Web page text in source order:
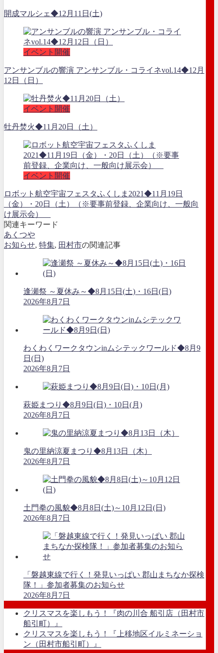
開成マルシェ◆12月11日(土)
イベント開催
アンサンブルの響演 アンサンブル・コライネvol.14◆12月
12日（日）
イベント開催
牡丹焚火◆11月20日（土）
イベント開催
ロボット航空宇宙フェスタふくしま2021◆11月19日
（金）・20日（土）（※要事前登録、企業向け、一般向
け展示会）
関連キーワード
あくつや
お知らせ, 特集, 田村市の関連記事
逢瀬祭 ～夏休み～◆8月15日(土)・16日(日)
2026年8月7日
わくわくワークタウンinムシテックワールド◆8月9
日(日)
2026年8月7日
萩姫まつり◆8月9日(日)・10日(月)
2026年8月7日
鬼の里納涼夏まつり◆8月13日（木）
2026年8月7日
土門拳の風貌◆8月8日(土)～10月12日(日)
2026年8月7日
「磐越東線で行く！発見いっぱい 郡山まちなか探検
隊！」参加者募集のお知らせ
2026年8月7日
クリスマスを楽しもう！『肉の川合 船引店（田村市
船引町）』
クリスマスを楽しもう！『上移地区イルミネーショ
ン（田村市船引町）』